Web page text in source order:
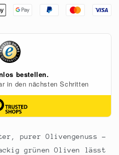
purer Olivengenuss -
grünen Oliven lässt